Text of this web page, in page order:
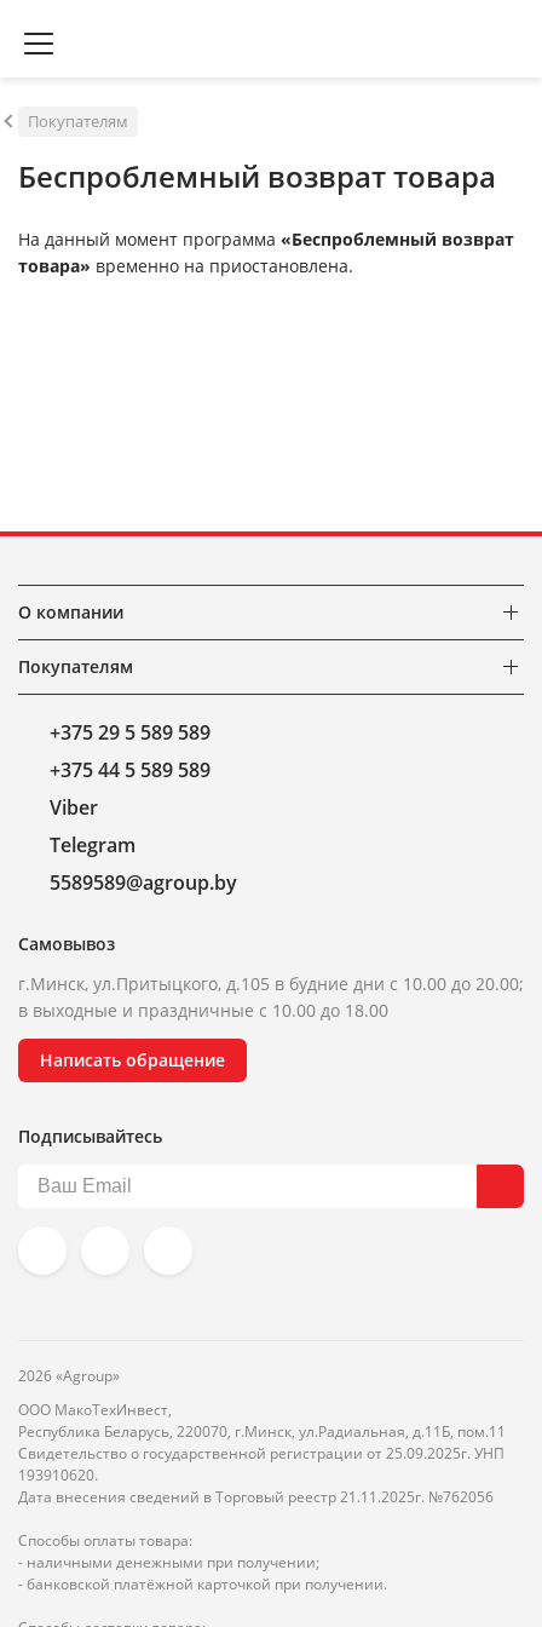
Покупателям
Беспроблемный возврат товара
На данный момент программа «Беспроблемный возврат
товара» временно на приостановлена.
О компании
Покупателям
+375 29 5 589 589
+375 44 5 589 589
Viber
Telegram
5589589@agroup.by
Самовывоз
г.Минск, ул.Притыцкого, д.105 в будние дни с 10.00 до 20.00;
в выходные и праздничные с 10.00 до 18.00
Написать обращение
Подписывайтесь
2026 «Agroup»
ООО МакоТехИнвест,
Республика Беларусь, 220070, г.Минск, ул.Радиальная, д.11Б, пом.11
Свидетельство о государственной регистрации от 25.09.2025г. УНП
193910620.
Дата внесения сведений в Торговый реестр 21.11.2025г. №762056
Способы оплаты товара:
- наличными денежными при получении;
- банковской платёжной карточкой при получении.